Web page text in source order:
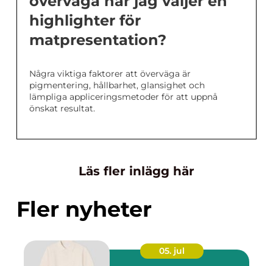
highlighter för
matpresentation?
Några viktiga faktorer att överväga är
pigmentering, hållbarhet, glansighet och
lämpliga appliceringsmetoder för att uppnå
önskat resultat.
Läs fler inlägg här
Fler nyheter
05. jul